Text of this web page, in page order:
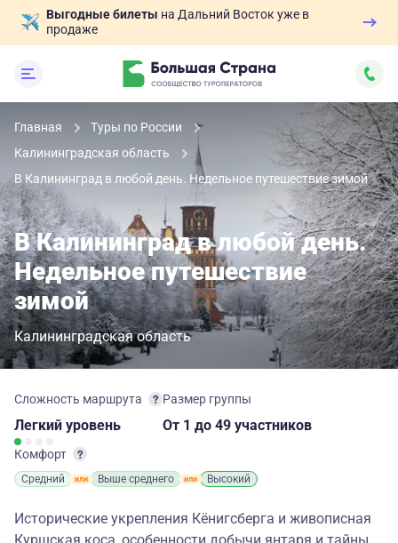
Выгодные билеты на Дальний Восток уже в
продаже
Главная
Туры по России
Калининградская область
В Калининград в любой день. Недельное путешествие зимой
В Калининград в любой день.
Недельное путешествие
зимой
Калининградская область
Сложность маршрута
Легкий уровень
Комфорт
Средний Выше среднего Высокий
Размер группы
От 1 до 49 участников
Исторические укрепления Кёнигсберга и живописная